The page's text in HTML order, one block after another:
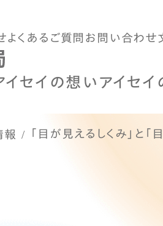
よくあるご質問 お問い合わせ
イセイの想い アイセ
報 「目が見えるしくみ」と